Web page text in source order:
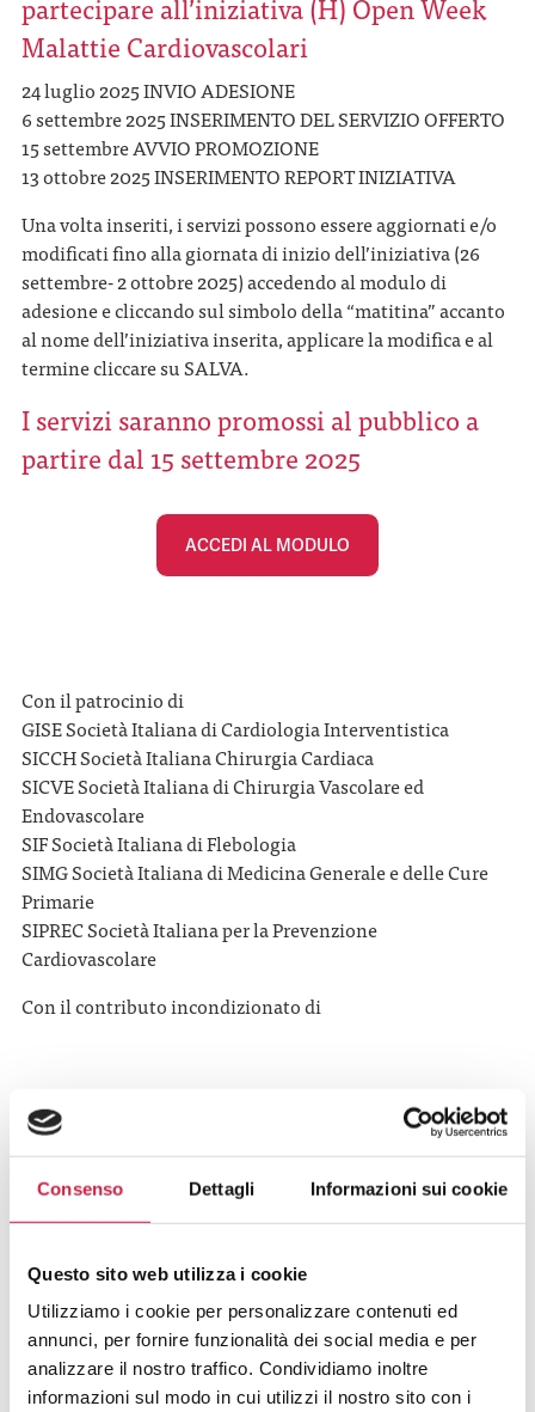
Consenso Dettagli Informazioni sui cookie
Questo sito web utilizza i cookie
Utilizziamo i cookie per personalizzare contenuti ed
annunci, per fornire funzionalità dei social media e per
analizzare il nostro traffico. Condividiamo inoltre
informazioni sul modo in cui utilizzi il nostro sito con i
Malattie Cardiovascolari
24 luglio 2025 INVIO ADESIONE
6 settembre 2025 INSERIMENTO DEL SERVIZIO OFFERTO
15 settembre AVVIO PROMOZIONE
13 ottobre 2025 INSERIMENTO REPORT INIZIATIVA
Una volta inseriti, i servizi possono essere aggiornati e/o
modificati fino alla giornata di inizio dell’iniziativa (26
settembre- 2 ottobre 2025) accedendo al modulo di
adesione e cliccando sul simbolo della “matitina” accanto
al nome dell’iniziativa inserita, applicare la modifica e al
termine cliccare su SALVA.
I servizi saranno promossi al pubblico a
partire dal 15 settembre 2025
ACCEDI AL MODULO
Con il patrocinio di
GISE Società Italiana di Cardiologia Interventistica
SICCH Società Italiana Chirurgia Cardiaca
SICVE Società Italiana di Chirurgia Vascolare ed
Endovascolare
SIF Società Italiana di Flebologia
SIMG Società Italiana di Medicina Generale e delle Cure
Primarie
SIPREC Società Italiana per la Prevenzione
Cardiovascolare
Con il contributo incondizionato di